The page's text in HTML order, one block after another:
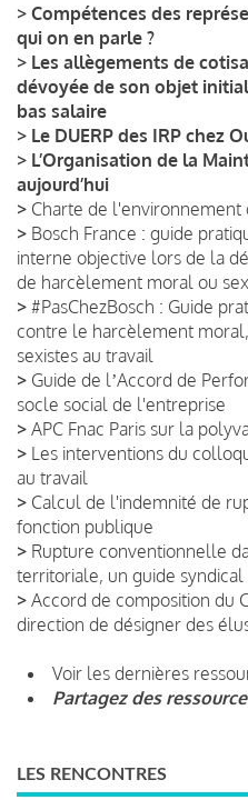
> Compétences des
qui on en parle ?
> Les allègements de
dévoyée de son objet
bas salaire
> Le DUERP des IRP chez
> L’Organisation de la
aujourd’hui
> Charte de l'environnement
> Bosch France : guide
interne objective lors de la
de harcèlement moral ou
> #PasChezBosch : Guide
contre le harcèlement
sexistes au travail
> Guide de lʼAccord de
socle social de l'entreprise
> APC Fnac Paris sur la
> Les interventions du
au travail
> Calcul de l'indemnité de
fonction publique
> Rupture conventionnelle
territoriale, un guide syndical
> Accord de composition du
direction de désigner des
Voir les dernières
Partagez des
LES RENCONTRES